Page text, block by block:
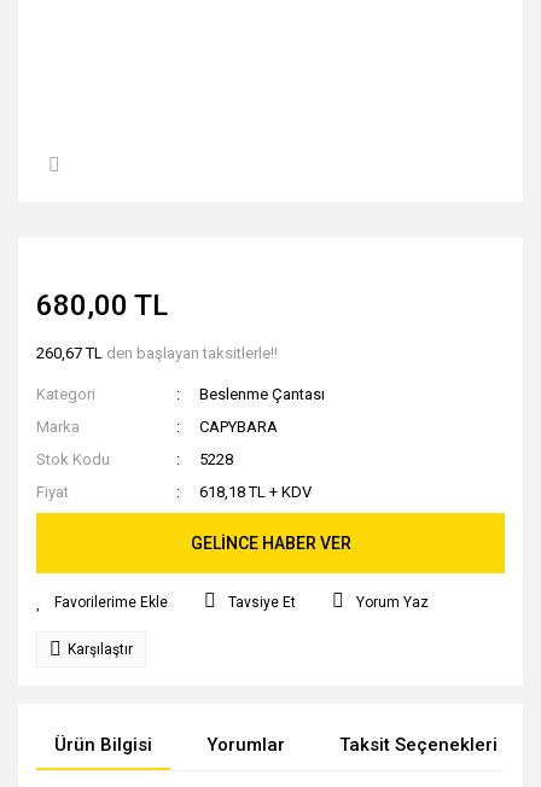
680,00 TL
260,67 TL den başlayan taksitlerle!!
Kategori
Beslenme Çantası
Marka
CAPYBARA
Stok Kodu
5228
Fiyat
618,18 TL + KDV
GELİNCE HABER VER
Tavsiye Et Yorum Yaz
Karşılaştır
Ürün Bilgisi Yorumlar Taksit Seçenekleri